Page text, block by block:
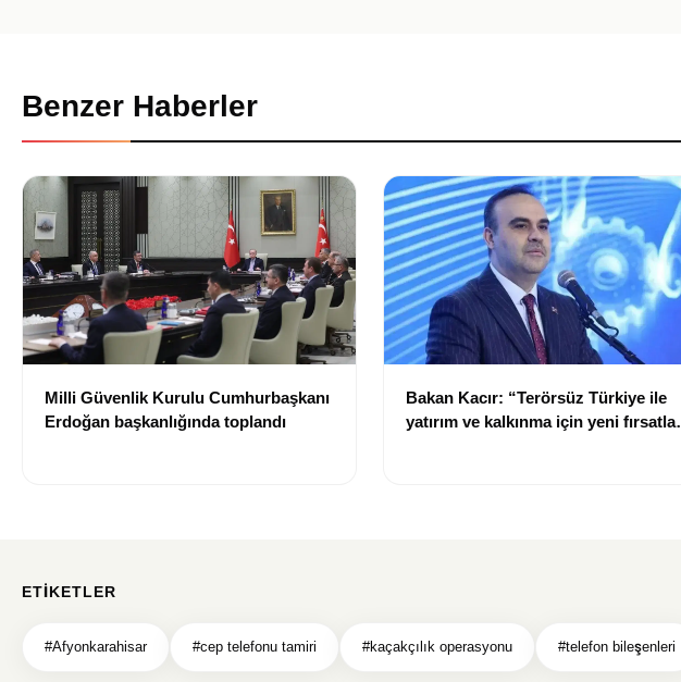
Benzer Haberler
Milli Güvenlik Kurulu Cumhurbaşkanı
Erdoğan başkanlığında toplandı
Bakan Kacır: “Terörsüz Türkiye ile
yatırım ve kalkınma için yeni fırsatlar
ETIKETLER
#Afyonkarahisar #cep telefonu tamiri #kaçakçılık operasyonu #telefon bileşenleri